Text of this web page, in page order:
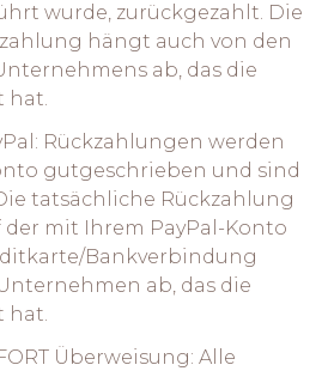
wurde, zurückgezahlt. Die
hängt auch von den
ab, das die
hat.
Rückzahlungen werden
gutgeschrieben und sind
tatsächliche Rückzahlung
der mit Ihrem PayPal-Konto
Bankverbindung
ab, das die
hat.
Überweisung: Alle